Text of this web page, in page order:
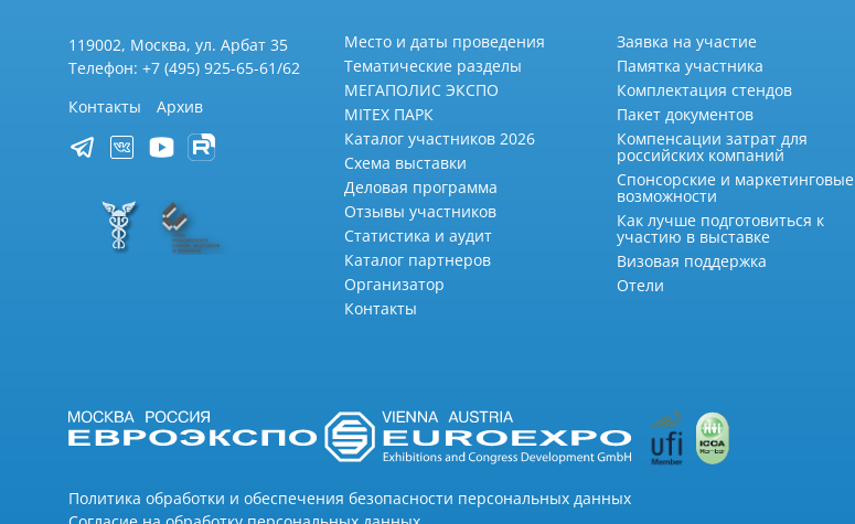
119002, Москва, ул. Арбат 35
Телефон: +7 (495) 925-65-61/62
Контакты
Архив
Место и даты проведения
Тематические разделы
МЕГАПОЛИС ЭКСПО
MITEX ПАРК
Каталог участников 2026
Схема выставки
Деловая программа
Отзывы участников
Статистика и аудит
Каталог партнеров
Организатор
Контакты
Заявка на участие
Памятка участника
Комплектация стендов
Пакет документов
Компенсации затрат для
российских компаний
Спонсорские и маркетинговые
возможности
Как лучше подготовиться к
участию в выставке
Визовая поддержка
Отели
Политика обработки и обеспечения безопасности персональных данных